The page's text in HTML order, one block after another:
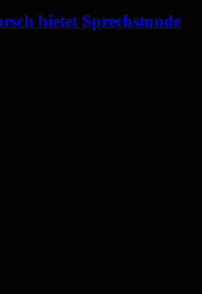
bietet Sprechstunde